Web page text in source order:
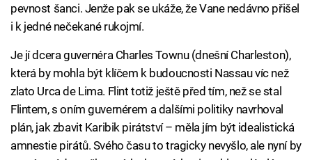
pevnost šanci. Jenže pak se ukáže, že Vane nedávno přišel
i k jedné nečekané rukojmí.
Je jí dcera guvernéra Charles Townu (dnešní Charleston),
která by mohla být klíčem k budoucnosti Nassau víc než
zlato Urca de Lima. Flint totiž ještě před tím, než se stal
Flintem, s oním guvernérem a dalšími politiky navrhoval
plán, jak zbavit Karibik pirátství – měla jím být idealistická
amnestie pirátů. Svého času to tragicky nevyšlo, ale nyní by